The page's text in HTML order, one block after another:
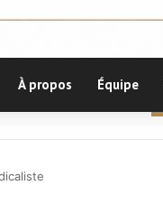
À propos Équipe